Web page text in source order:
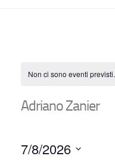
Non ci sono eventi previsti.
Adriano Zanier
7/8/2026